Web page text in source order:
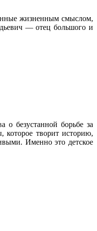
жизненным смыслом,
— отец большого и
о безустанной борьбе за
которое творит историю,
Именно это детское